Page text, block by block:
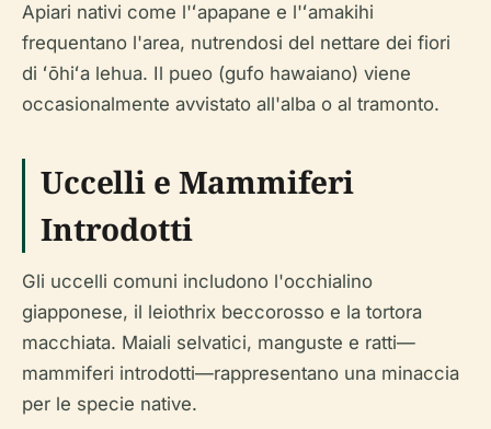
Apiari nativi come l'ʻapapane e l'ʻamakihi
frequentano l'area, nutrendosi del nettare dei fiori
di ʻōhiʻa lehua. Il pueo (gufo hawaiano) viene
occasionalmente avvistato all'alba o al tramonto.
Uccelli e Mammiferi
Introdotti
Gli uccelli comuni includono l'occhialino
giapponese, il leiothrix beccorosso e la tortora
macchiata. Maiali selvatici, manguste e ratti—
mammiferi introdotti—rappresentano una minaccia
per le specie native.